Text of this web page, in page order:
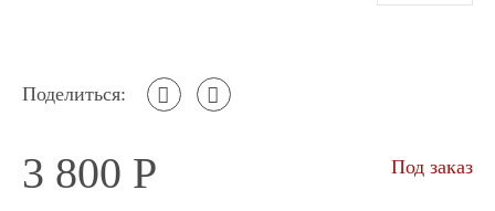
Поделиться:
3 800 Р Под заказ